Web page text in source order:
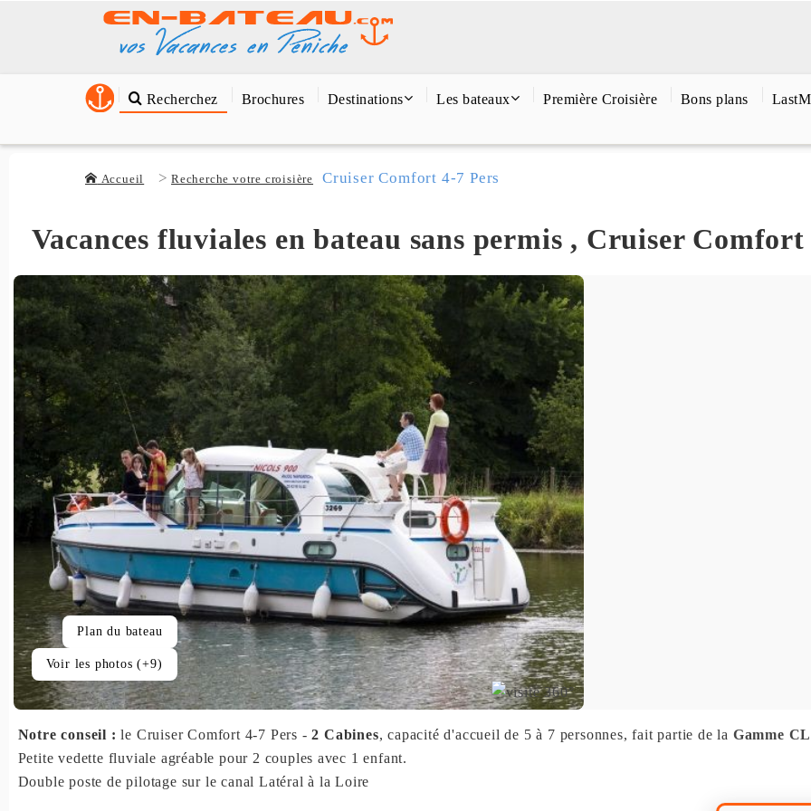
Recherchez Brochures Destinations Les bateaux Première Croisière Bons plans
Accueil Recherche votre croisière Cruiser Comfort 4-7 Pers
Vacances fluviales en bateau sans permis , Cruiser Comfort
Plan du bateau
Voir les photos (+9)
Notre conseil :le Cruiser Comfort 4-7 Pers -2 Cabines, capacité d'accueil de 5 à 7 personnes, fait partie de la Gamme
Petite vedette fluviale agréable pour 2 couples avec 1 enfant.
Double poste de pilotage sur le canal Latéral à la Loire